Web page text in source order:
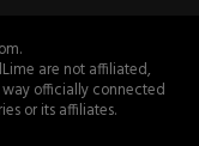
are not affiliated,
officially connected
or its affiliates.